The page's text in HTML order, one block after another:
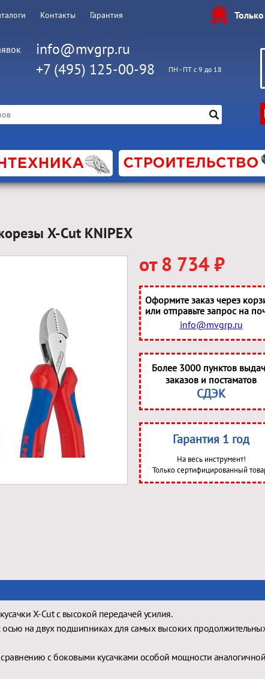
Контакты Гарантия
info@mvgrp.ru
+7 (495) 125-00-98 ПН - ПТ с 9 до 18
X-Cut KNIPEX
от 8 734 ₽
Оформите заказ через
или отправьте запрос на
info@mvgrp.ru
Более 3000 пунктов
заказов и постаматов
СДЭК
Гарантия 1 год
На весь инструмент!
Только сертифицированный
X-Cut с высокой передачей усилия.
на двух подшипниках для самых высоких
с боковыми кусачками особой мощности аналогичной